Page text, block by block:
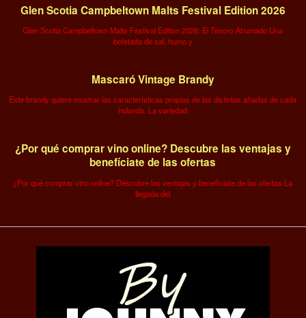
Glen Scotia Campbeltown Malts Festival Edition 2026
Glen Scotia Campbeltown Malts Festival Edition 2026: El Tesoro Ahumado Una
bofetada de sal, humo y
Mascaró Vintage Brandy
Este brandy quiere mostrar las características propias de las distintas añadas de cada
holanda. La variedad
¿Por qué comprar vino online? Descubre las ventajas y
benefíciate de las ofertas
¿Por qué comprar vino online? Descubre las ventajas y benefíciate de las ofertas La
llegada del